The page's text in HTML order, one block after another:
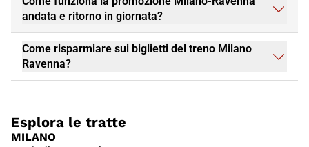
romagnola in uno dei tanti ristoranti e trattorie della città, che ti
introdurranno ai veri sapori della cucina emiliano-romagnola.
Ogni anno, Ravenna
ospita eventi culturali e festival che
attraggono visitatori da tutto il mondo, come il Festival di
Ravenna, un appuntamento imperdibile per gli amanti della
musica e delle arti performative.
combinando arte, storia, cultura e natura. Che tu sia alla ricerca
di una fuga romantica o di una vacanza culturale, questa città
andata e ritorno in giornata?
Come risparmiare sui biglietti del treno Milano
Ravenna?
Esplora le tratte
MILANO